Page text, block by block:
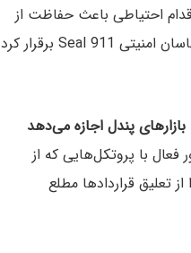
احتیاطی باعث حفاظت از
دارایی شد. پندل همچنین ارتباط نزدیکی با تیم پن‌پای و کارشناسان امنیتی Seal 911 برقرار کرد
بازارهای پندل اجازه می‌دهد
با پروتکل‌هایی که از
تعلیق قراردادها مطلع